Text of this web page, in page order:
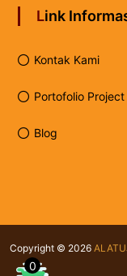
Link
Kontak Kami
Portofolio Project
Blog
Copyright © 2026
0